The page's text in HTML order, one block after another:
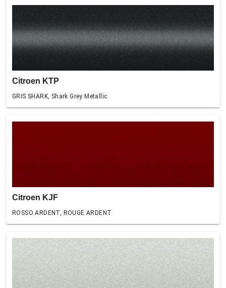
Citroen KTP
GRIS SHARK, Shark Grey Metallic
Citroen KJF
ROSSO ARDENT, ROUGE ARDENT